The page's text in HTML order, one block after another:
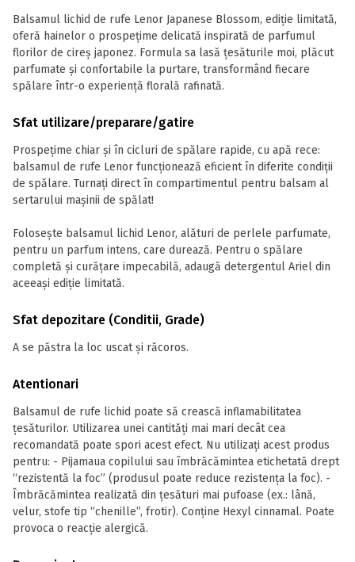
Balsamul lichid de rufe Lenor Japanese Blossom, ediție limitată,
oferă hainelor o prospețime delicată inspirată de parfumul
florilor de cireș japonez. Formula sa lasă țesăturile moi, plăcut
parfumate și confortabile la purtare, transformând fiecare
spălare într-o experiență florală rafinată.
Sfat utilizare/preparare/gatire
Prospețime chiar și în cicluri de spălare rapide, cu apă rece:
balsamul de rufe Lenor funcționează eficient în diferite condiții
de spălare. Turnați direct în compartimentul pentru balsam al
sertarului mașinii de spălat!
Folosește balsamul lichid Lenor, alături de perlele parfumate,
pentru un parfum intens, care durează. Pentru o spălare
completă și curățare impecabilă, adaugă detergentul Ariel din
aceeași ediție limitată.
Sfat depozitare (Conditii, Grade)
A se păstra la loc uscat și răcoros.
Atentionari
Balsamul de rufe lichid poate să crească inflamabilitatea
ţesăturilor. Utilizarea unei cantităţi mai mari decât cea
recomandată poate spori acest efect. Nu utilizaţi acest produs
pentru: - Pijamaua copilului sau îmbrăcămintea etichetată drept
“rezistentă la foc” (produsul poate reduce rezistenţa la foc). -
Îmbrăcămintea realizată din ţesături mai pufoase (ex.: lână,
velur, stofe tip “chenille”, frotir). Conţine Hexyl cinnamal. Poate
provoca o reacţie alergică.